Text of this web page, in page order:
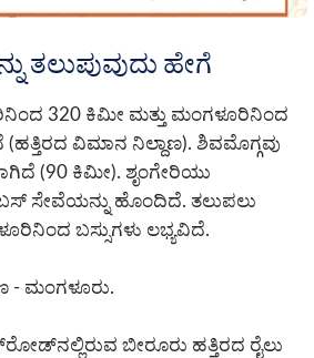
ತಲುಪುವುದು ಹೇಗೆ
320 ಕಿಮೀ ಮತ್ತು ಮಂಗಳೂರಿನಿಂದ
ವಿಮಾನ ನಿಲ್ದಾಣ). ಶಿವಮೊಗ್ಗವು
(90 ಕಿಮೀ). ಶೃಂಗೇರಿಯು
ಸೇವೆಯನ್ನು ಹೊಂದಿದೆ. ತಲುಪಲು
ಬಸ್ಸುಗಳು ಲಭ್ಯವಿದೆ.
- ಮಂಗಳೂರು.
ಬೀರೂರು ಹತ್ತಿರದ ರೈಲು